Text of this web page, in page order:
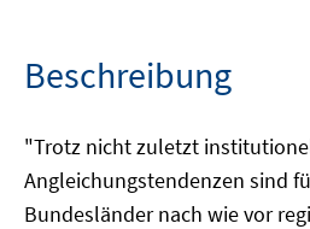
Beschreibung
"Trotz nicht zuletzt
Angleichungstendenzen sind
Bundesländer nach wie vor